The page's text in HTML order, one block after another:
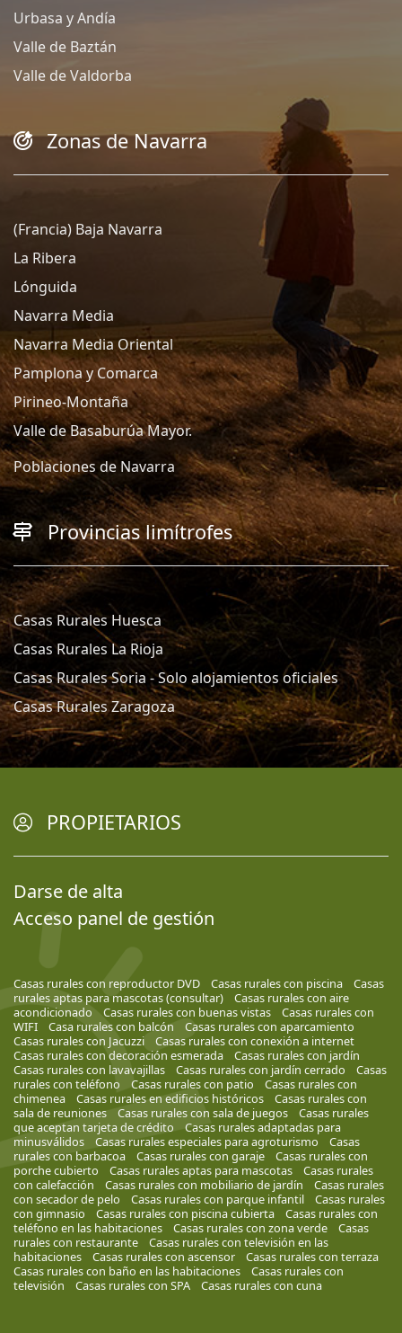
Urbasa y Andía
Valle de Baztán
Valle de Valdorba
Zonas de Navarra
(Francia) Baja Navarra
La Ribera
Lónguida
Navarra Media
Navarra Media Oriental
Pamplona y Comarca
Pirineo-Montaña
Valle de Basaburúa Mayor.
Poblaciones de Navarra
Provincias limítrofes
Casas Rurales Huesca
Casas Rurales La Rioja
Casas Rurales Soria - Solo alojamientos oficiales
Casas Rurales Zaragoza
PROPIETARIOS
Darse de alta
Acceso panel de gestión
Casas rurales con reproductor DVD Casas rurales con piscina
Casas
rurales aptas para mascotas (consultar)
Casas rurales con aire
acondicionado
Casas rurales con buenas vistas
Casas rurales con
WIFI
Casa rurales con balcón
Casas rurales con aparcamiento
Casas rurales con Jacuzzi
Casas rurales con conexión a internet
Casas rurales con decoración esmerada
Casas rurales con jardín
Casas rurales con lavavajillas
Casas rurales con jardín cerrado
Casas
rurales con teléfono
Casas rurales con patio
Casas rurales con
chimenea
Casas rurales en edificios históricos
Casas rurales con
sala de reuniones
Casas rurales con sala de juegos
Casas rurales
que aceptan tarjeta de crédito
Casas rurales adaptadas para
minusválidos
Casas rurales especiales para agroturismo
Casas
rurales con barbacoa
Casas rurales con garaje
Casas rurales con
porche cubierto
Casas rurales aptas para mascotas
Casas rurales
con calefacción
Casas rurales con mobiliario de jardín
Casas rurales
con secador de pelo
Casas rurales con parque infantil
Casas rurales
con gimnasio
Casas rurales con piscina cubierta
Casas rurales con
teléfono en las habitaciones
Casas rurales con zona verde
Casas
rurales con restaurante
Casas rurales con televisión en las
habitaciones
Casas rurales con ascensor
Casas rurales con terraza
Casas rurales con baño en las habitaciones
Casas rurales con
televisión
Casas rurales con SPA Casas rurales con cuna